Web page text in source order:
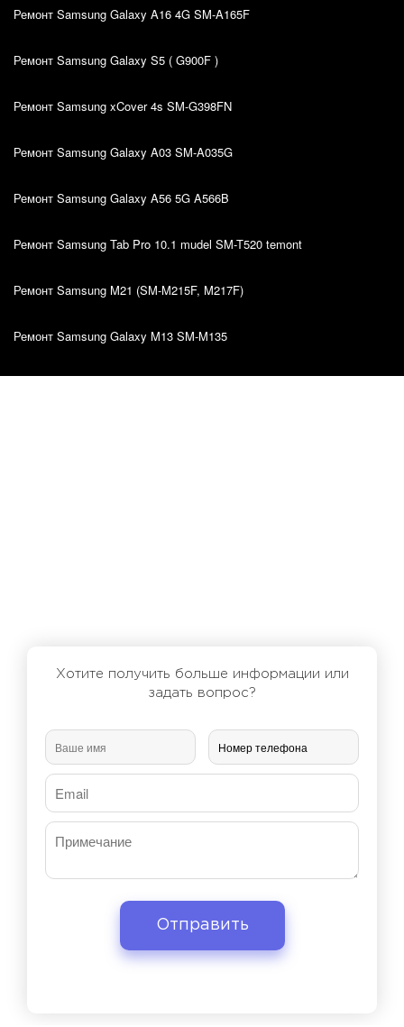
Ремонт Samsung Galaxy A16 4G SM-A165F
Ремонт Samsung Galaxy S5 ( G900F )
Ремонт Samsung xCover 4s SM-G398FN
Ремонт Samsung Galaxy A03 SM-A035G
Ремонт Samsung Galaxy A56 5G A566B
Ремонт Samsung Tab Pro 10.1 mudel SM-T520 temont
Ремонт Samsung M21 (SM-M215F, M217F)
Ремонт Samsung Galaxy M13 SM-M135
Хотите получить больше информации или
задать вопрос?